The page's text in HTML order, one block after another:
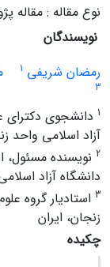
نوع مقاله : مقاله
نویسندگان
رمضان شریفی 1
3
1 دانشجوی دکترای
آزاد اسلامی واحد
2 نویسنده مسئول،
دانشگاه آزاد
3 استادیار گروه
زنجان، ایران
چکیده